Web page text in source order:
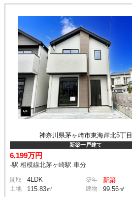
神奈川県茅ヶ崎市東海岸北5丁目
新築一戸建て
6,199万円
-駅 相模線北茅ヶ崎駅 車分
間取 4LDK 築年 新築
土地 115.83㎡ 建物 99.56㎡